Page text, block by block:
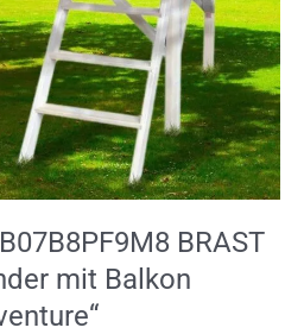
BRAST
mit Balkon